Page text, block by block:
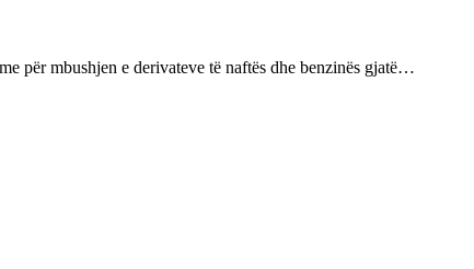
për mbushjen e derivateve të naftës dhe benzinës gjatë…